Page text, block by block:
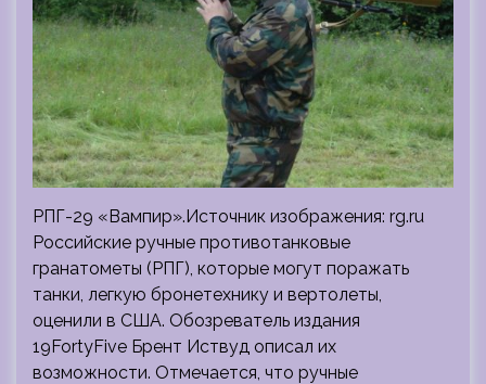
РПГ-29 «Вампир».Источник изображения: rg.ru
Российские ручные противотанковые
гранатометы (РПГ), которые могут поражать
танки, легкую бронетехнику и вертолеты,
оценили в США. Обозреватель издания
19FortyFive Брент Иствуд описал их
возможности. Отмечается, что ручные